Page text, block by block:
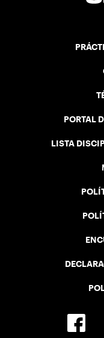
PORTAL
LISTA